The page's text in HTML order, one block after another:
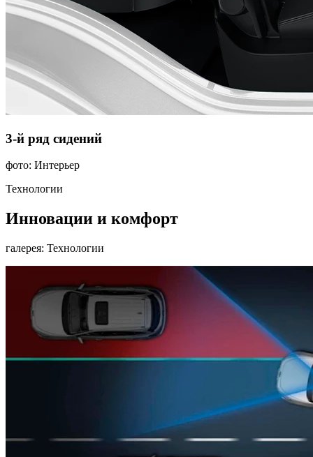
3-й ряд сидений
фото: Интерьер
Технологии
Инновации и комфорт
галерея: Технологии